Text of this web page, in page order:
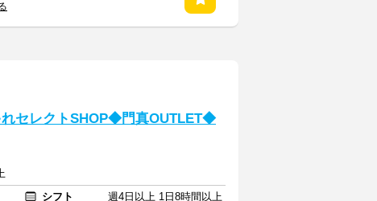
れセレクトSHOP◆門真OUTLET◆
シフト
週4日以上 1日8時間以上